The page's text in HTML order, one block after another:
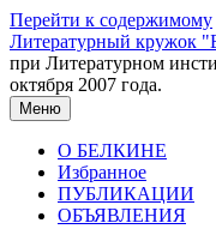
Перейти к содержимому
Литературный кружок
при Литературном
октября 2007 года.
Меню
О БЕЛКИНЕ
Избранное
ПУБЛИКАЦИИ
ОБЪЯВЛЕНИЯ